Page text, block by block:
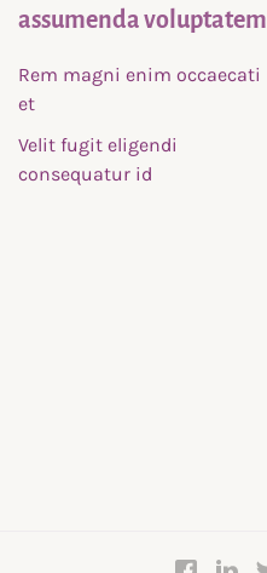
assumenda voluptatem
Rem magni enim occaecati
et
Velit fugit eligendi
consequatur id